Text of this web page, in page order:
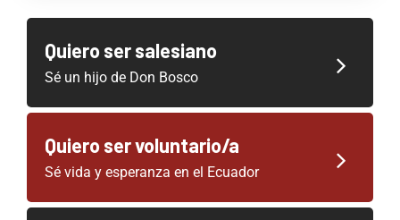
Quiero ser salesiano
Sé un hijo de Don Bosco
Quiero ser voluntario/a
Sé vida y esperanza en el Ecuador